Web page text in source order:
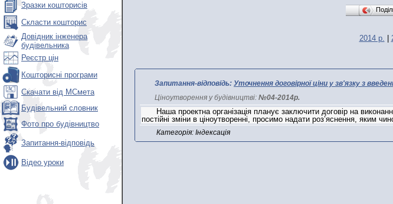
Зразки кошторисів
Скласти кошторис
Довідник інженера
будівельника
Реєстр цін
Кошторисні програми
Скачати від МСмета
Будівельний словник
Фото про будівництво
Запитання-відповідь
Відео уроки
2014 р.
Запитання-відповідь: Уточнення договірної ціни у зв'язку з
Ціноутворення у будівництві: №04-2014р.
Наша проектна організація планує заключити договір на
постійні зміни в ціноутворенні, просимо надати роз’яснення, яким
Категорія: Індексація